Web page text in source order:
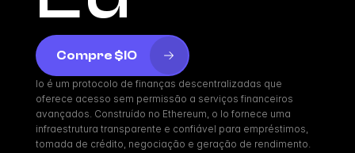
Compre $IO
Io é um protocolo de finanças descentralizadas que
oferece acesso sem permissão a serviços financeiros
avançados. Construído no Ethereum, o Io fornece uma
infraestrutura transparente e confiável para empréstimos,
tomada de crédito, negociação e geração de rendimento.